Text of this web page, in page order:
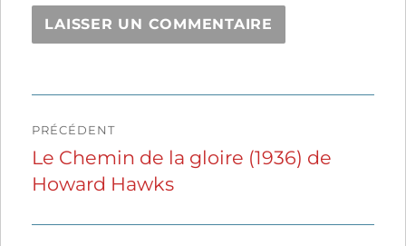
de
l’article
PRÉCÉDENT
Publication
précédente :
Le Chemin de la gloire (1936) de
Howard Hawks